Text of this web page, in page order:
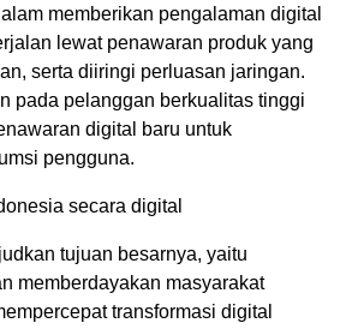
memberikan pengalaman digital
lewat penawaran produk yang
serta diiringi perluasan jaringan.
pada pelanggan berkualitas tinggi
digital baru untuk
pengguna.
secara digital
tujuan besarnya, yaitu
memberdayakan masyarakat
transformasi digital